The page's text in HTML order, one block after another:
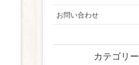
お問い合わせ
カテゴリー